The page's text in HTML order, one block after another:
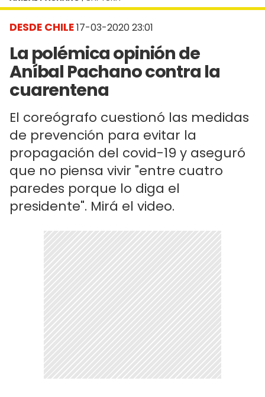
DESDE CHILE17-03-2020 23:01
La polémica opinión de
Aníbal Pachano contra la
cuarentena
El coreógrafo cuestionó las medidas
de prevención para evitar la
propagación del covid-19 y aseguró
que no piensa vivir "entre cuatro
paredes porque lo diga el
presidente". Mirá el video.